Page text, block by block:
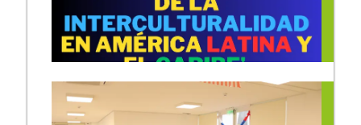
Formación Popular se
despidió con sesión de
Retroalimentación en Sede
Vecinal de La Explanada
9/11/2023